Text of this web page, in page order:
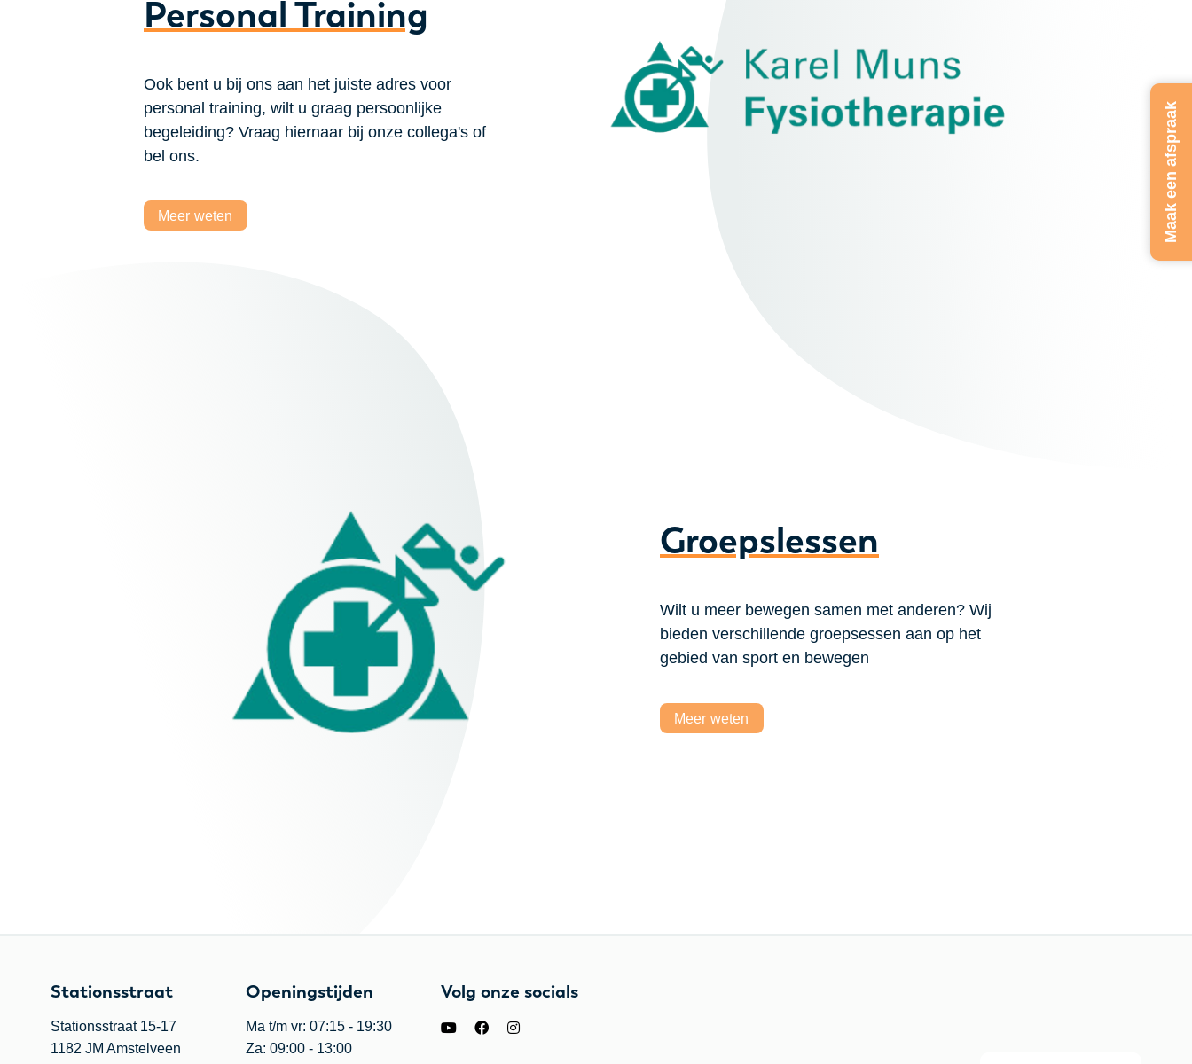
Maak een afspraak
Personal Training
Ook bent u bij ons aan het juiste adres voor
personal training, wilt u graag persoonlijke
begeleiding? Vraag hiernaar bij onze collega's of
bel ons.
Meer weten
Groepslessen
Wilt u meer bewegen samen met anderen? Wij
bieden verschillende groepsessen aan op het
gebied van sport en bewegen
Meer weten
Openingstijden
Ma t/m vr: 07:15 - 19:30
Za: 09:00 - 13:00
Volg onze socials
Stationsstraat
Stationsstraat 15-17
1182 JM Amstelveen